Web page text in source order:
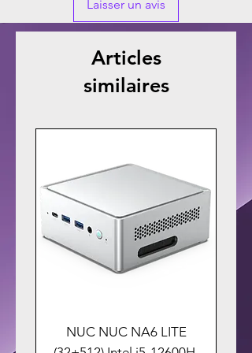
Laisser un avis
Articles
similaires
NUC NUC NA6 LITE